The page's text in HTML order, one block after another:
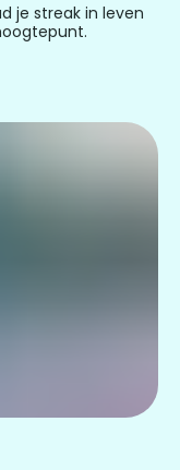
je streak in leven